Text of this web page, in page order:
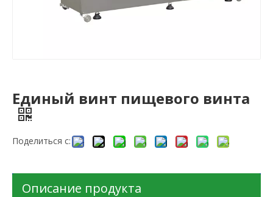
Единый винт пищевого винта
Поделиться с:
Описание продукта